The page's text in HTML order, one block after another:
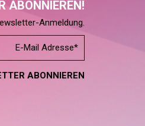
ABONNIEREN!
Anmeldung.
ABONNIEREN